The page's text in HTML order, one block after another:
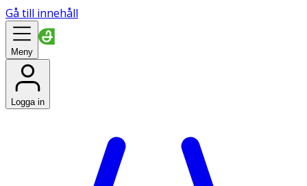
Gå till innehåll
Meny
Logga in